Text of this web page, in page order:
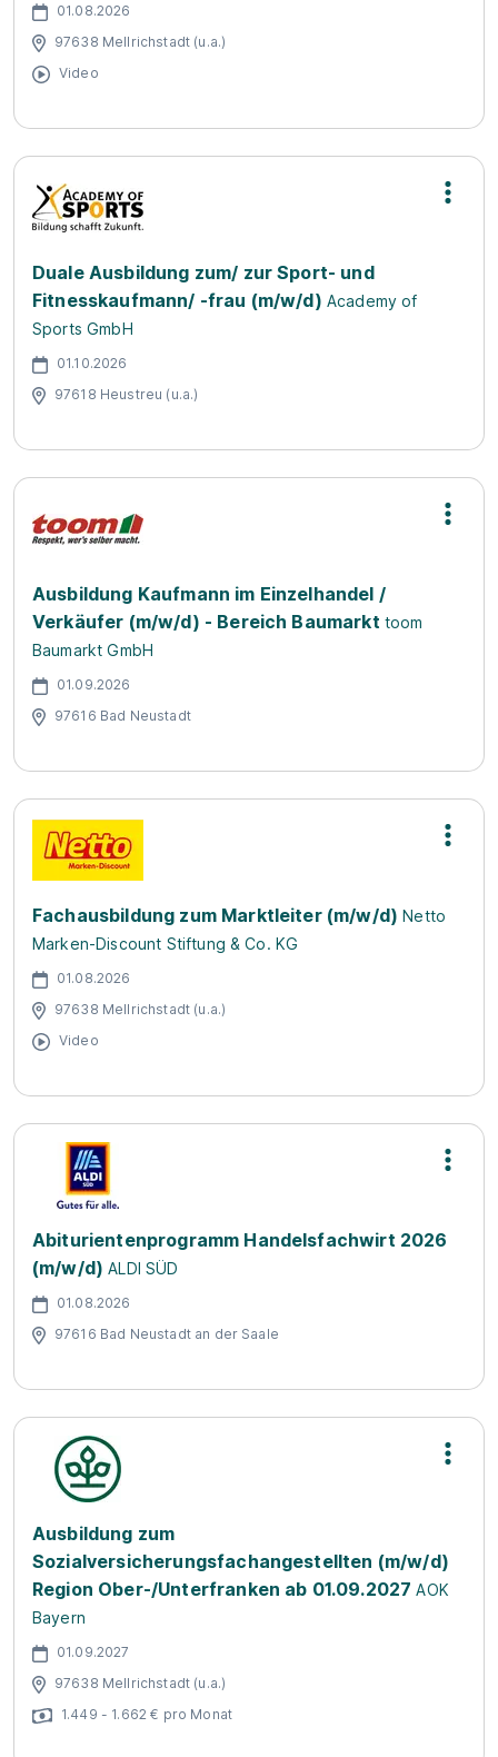
01.08.2026
97638 Mellrichstadt (u.a.)
Video
Duale Ausbildung zum/ zur Sport- und
Fitnesskaufmann/ -frau (m/w/d) Academy of
Sports GmbH
01.10.2026
97618 Heustreu (u.a.)
Ausbildung Kaufmann im Einzelhandel /
Verkäufer (m/w/d) - Bereich Baumarkt toom
Baumarkt GmbH
01.09.2026
97616 Bad Neustadt
Fachausbildung zum Marktleiter (m/w/d) Netto
Marken-Discount Stiftung & Co. KG
01.08.2026
97638 Mellrichstadt (u.a.)
Video
Abiturientenprogramm Handelsfachwirt 2026
(m/w/d) ALDI SÜD
01.08.2026
97616 Bad Neustadt an der Saale
Ausbildung zum
Sozialversicherungsfachangestellten (m/w/d)
Region Ober-/Unterfranken ab 01.09.2027 AOK
Bayern
01.09.2027
97638 Mellrichstadt (u.a.)
1.449 - 1.662 € pro Monat